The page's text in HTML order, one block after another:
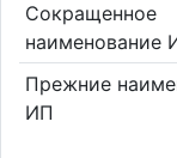
Сокращенное
наименование
Прежние
ИП